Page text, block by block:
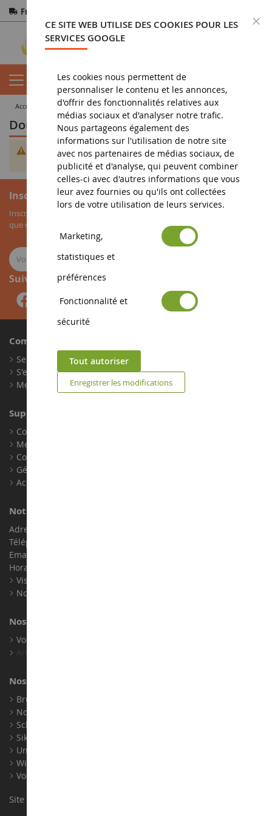
Frais de port offerts
Paiement sécurisé Retours
accueil jouet doudou et compagnie Doudou Tatoo
Doudou Tatoo
Impossible de trouver des produits correspondants à votre
sélection.
Inscription à la newsletter
Inscrivez-vous à notre newsletter pour recevoir nos bons plans, ainsi
que nos nouveautés sur les miniatures agricoles.
Suivez-nous
Compte
Se connecter
S'enregistrer
Mes points de fidélité
Support client
Conditions générales de ventes
Mentions légales
Contact
Gérer les cookies
Accessibilité : non conforme
Notre magasin de miniatures
Adresse : ZA LE Chemin, 61800 Montsecret
Téléphone :
Email :
Horaires : Du lundi au Samedi / 9h-18h
Visite virtuelle
Nos expositions
Nos marques
Voir toutes nos marques
Nos fabricants
Bruder
Norev
Schuco
Siku
Universal Hobbies
Wiking
Voir tous nos fabricants
Site conçu et réalisé par
CE SITE WEB UTILISE DES COOKIES POUR LES
SERVICES GOOGLE
Les cookies nous permettent de
personnaliser le contenu et les annonces,
d'offrir des fonctionnalités relatives aux
médias sociaux et d'analyser notre trafic.
Nous partageons également des
informations sur l'utilisation de notre site
avec nos partenaires de médias sociaux, de
publicité et d'analyse, qui peuvent combiner
celles-ci avec d'autres informations que vous
leur avez fournies ou qu'ils ont collectées
lors de votre utilisation de leurs services.
Marketing,
statistiques et
préférences
Fonctionnalité et
sécurité
Tout autoriser
Enregistrer les modifications